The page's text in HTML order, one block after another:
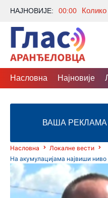
НАЈНОВИЈЕ: 00:00
Насловна Најновије
ВАША
Насловна
Локалне вести
На акумулацијама највиши